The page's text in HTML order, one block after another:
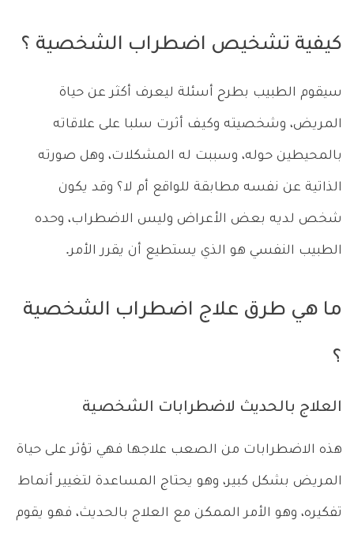
كيفية تشخيص اضطراب الشخصية ؟
سيقوم الطبيب بطرح أسئلة ليعرف أكثر عن حياة
المريض، وشخصيته وكيف أثرت سلبا على علاقاته
بالمحيطين حوله، وسببت له المشكلات، وهل صورته
الذاتية عن نفسه مطابقة للواقع أم لا؟ وقد يكون
شخص لديه بعض الأعراض وليس الاضطراب، وحده
الطبيب النفسي هو الذي يستطيع أن يقرر الأمر.
ما هي طرق علاج اضطراب الشخصية
؟
العلاج بالحديث لاضطرابات الشخصية
هذه الاضطرابات من الصعب علاجها فهي تؤثر على حياة
المريض بشكل كبير، وهو يحتاج المساعدة لتغيير أنماط
تفكيره، وهو الأمر الممكن مع العلاج بالحديث، فهو يقوم